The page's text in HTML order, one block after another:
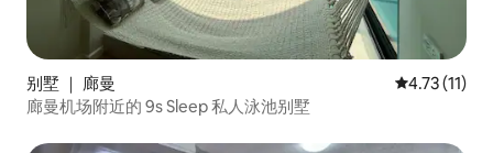
别墅 ｜ 廊曼 平均评分
4.73 (11)
廊曼机场附近的 9s Sleep 私人泳池别墅